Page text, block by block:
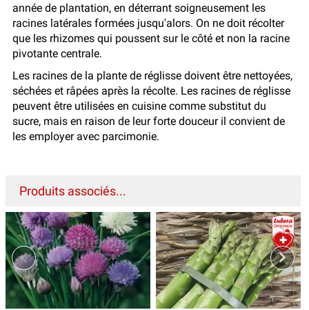
année de plantation, en déterrant soigneusement les
racines latérales formées jusqu'alors. On ne doit récolter
que les rhizomes qui poussent sur le côté et non la racine
pivotante centrale.
Les racines de la plante de réglisse doivent être nettoyées,
séchées et râpées après la récolte. Les racines de réglisse
peuvent être utilisées en cuisine comme substitut du
sucre, mais en raison de leur forte douceur il convient de
les employer avec parcimonie.
Produits associés...